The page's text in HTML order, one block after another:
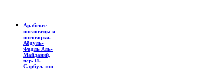
Арабские
пословицы и
поговорки.
Абдуль-
Фадль Аль-
Майданий,
пер. И.
Сарбулатов